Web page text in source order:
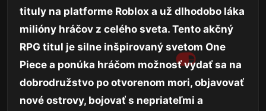
tituly na platforme Roblox a už dlhodobo láka
milióny hráčov z celého sveta. Tento akčný
RPG titul je silne inšpirovaný svetom One
Piece a ponúka hráčom možnosť vydať sa na
dobrodružstvo po otvorenom mori, objavovať
nové ostrovy, bojovať s nepriateľmi a